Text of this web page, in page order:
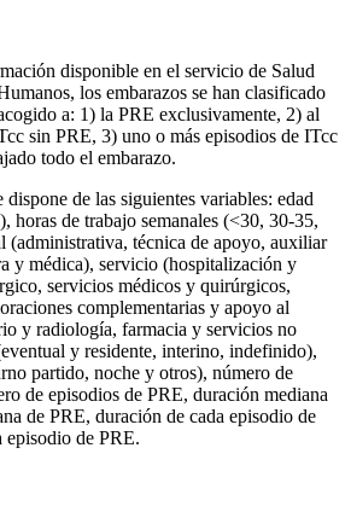
disponible en el servicio de Salud
los embarazos se han clasificado
a: 1) la PRE exclusivamente, 2) al
sin PRE, 3) uno o más episodios de ITcc
todo el embarazo.
dispone de las siguientes variables: edad
horas de trabajo semanales (<30, 30-35,
(administrativa, técnica de apoyo, auxiliar
y médica), servicio (hospitalización y
servicios médicos y quirúrgicos,
complementarias y apoyo al
y radiología, farmacia y servicios no
y residente, interino, indefinido),
partido, noche y otros), número de
de episodios de PRE, duración mediana
de PRE, duración de cada episodio de
episodio de PRE.